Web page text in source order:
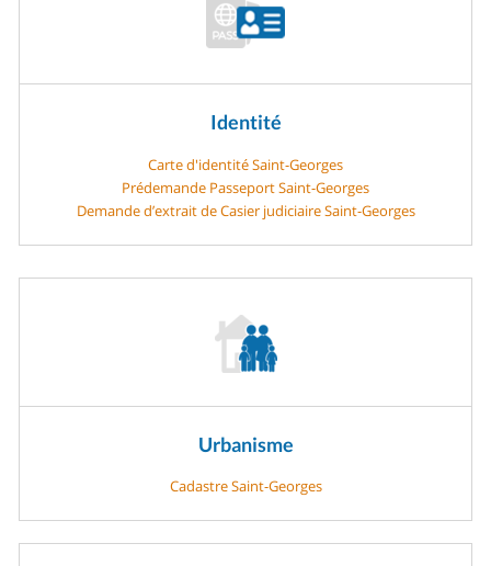
Identité
Carte d'identité Saint-Georges
Prédemande Passeport Saint-Georges
Demande d’extrait de Casier judiciaire Saint-Georges
Urbanisme
Cadastre Saint-Georges